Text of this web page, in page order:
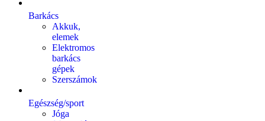
Barkács
Akkuk,
elemek
Elektromos
barkács
gépek
Szerszámok
Egészség/sport
Jóga